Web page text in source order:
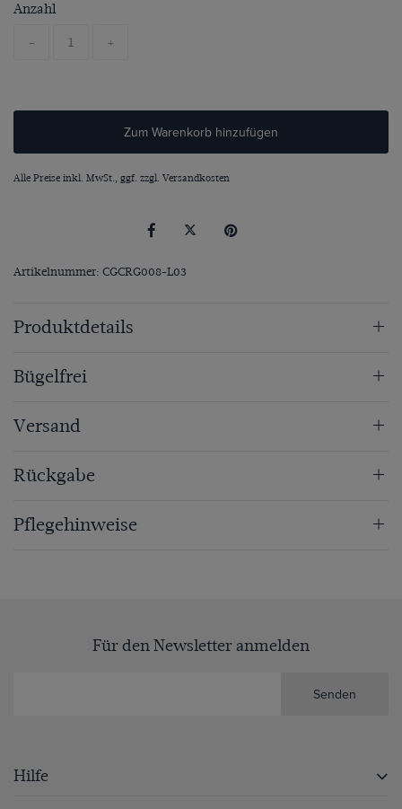
Anzahl
- +
Zum Warenkorb hinzufügen
Alle Preise inkl. MwSt., ggf. zzgl. Versandkosten
Artikelnummer: CGCRG008-L03
Produktdetails
Bügelfrei
Versand
Rückgabe
Pflegehinweise
Für den Newsletter anmelden
Senden
Hilfe